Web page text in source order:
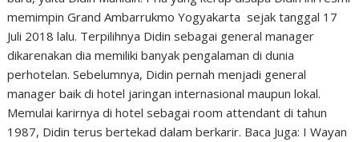
memimpin Grand Ambarrukmo Yogyakarta sejak tanggal 17
Juli 2018 lalu. Terpilihnya Didin sebagai general manager
dikarenakan dia memiliki banyak pengalaman di dunia
perhotelan. Sebelumnya, Didin pernah menjadi general
manager baik di hotel jaringan internasional maupun lokal.
Memulai karirnya di hotel sebagai room attendant di tahun
1987, Didin terus bertekad dalam berkarir. Baca Juga: I Wayan